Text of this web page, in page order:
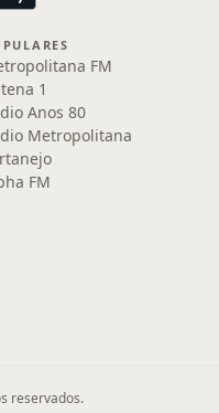
FM
1
Anos 80
Metropolitana
FM
reservados.